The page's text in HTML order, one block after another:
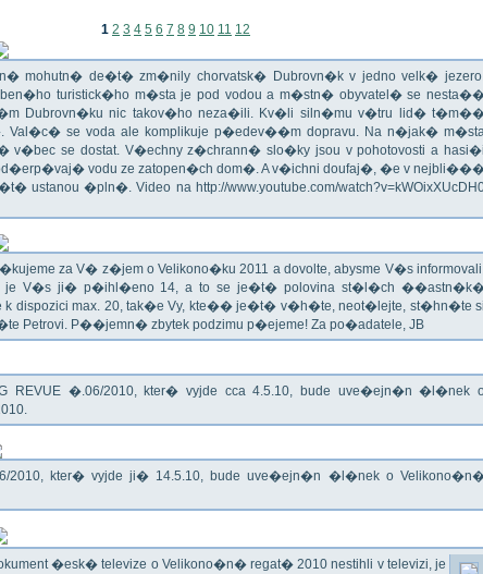
1 2 3 4 5 6 7 8 9 10 11 12
mohutn� de�t� zm�nily chorvatsk� Dubrovn�k v jedno velk�
turistick�ho m�sta je pod vodou a m�stn� obyvatel� se
Dubrovn�ku nic takov�ho neza�ili. Kv�li siln�mu v�tru lid�
Val�c� se voda ale komplikuje p�edev��m dopravu. Na n�jak�
v�bec se dostat. V�echny z�chrann� slo�ky jsou v pohotovosti a hasi�i
vodu ze zatopen�ch dom�. A v�ichni doufaj�, �e v
�pln�. Video na http://www.youtube.com/
za V� z�jem o Velikono�ku 2011 a dovolte, abysme V�s
je V�s ji� p�ihl�eno 14, a to se je�t� polovina st�l�ch
dispozici max. 20, tak�e Vy, kte�� je�t� v�h�te, neot�lejte, st�hn�te si
Petrovi. P��jemn� zbytek podzimu p�ejeme! Za po�adatele, JB
REVUE �.06/2010, kter� vyjde cca 4.5.10, bude uve�ejn�n �l�nek
2010, kter� vyjde ji� 14.5.10, bude uve�ejn�n �l�nek o
�esk� televize o Velikono�n� regat� 2010 nestihli v televizi, je